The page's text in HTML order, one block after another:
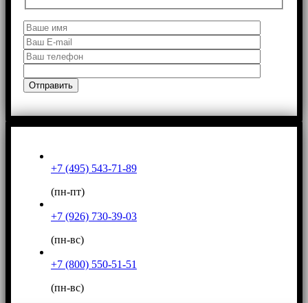
+7 (495) 543-71-89
(пн-пт)
+7 (926) 730-39-03
(пн-вс)
+7 (800) 550-51-51
(пн-вс)